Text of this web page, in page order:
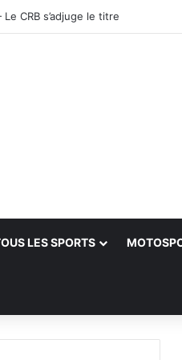
CRB s’adjuge le titre
LES SPORTS